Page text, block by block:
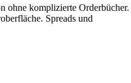
ohne komplizierte Orderbücher.
Spreads und